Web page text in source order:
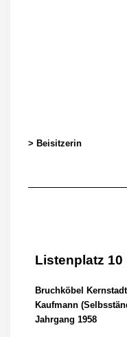
> Beisitzerin
Listenplatz 10
Bruchköbel Kernstadt
Kaufmann
Jahrgang 1958